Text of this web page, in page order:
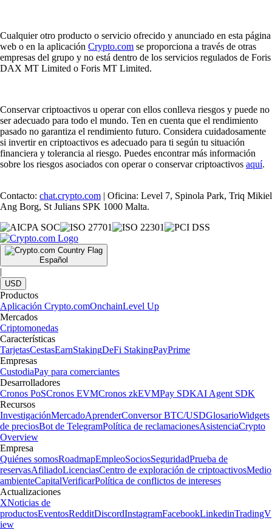
Cualquier otro producto o servicio ofrecido y anunciado en esta página
web o en la aplicación Crypto.com se proporciona a través de otras
empresas del grupo y no está dentro de los servicios regulados de Foris
DAX MT Limited o Foris MT Limited.
Conservar criptoactivos u operar con ellos conlleva riesgos y puede no
ser adecuado para todo el mundo. Ten en cuenta que el rendimiento
pasado no garantiza el rendimiento futuro. Considera cuidadosamente
si invertir en criptoactivos es adecuado para ti según tu situación
financiera y tolerancia al riesgo. Puedes encontrar más información
sobre los riesgos asociados con operar o conservar criptoactivos aquí.
Contacto: chat.crypto.com | Oficina: Level 7, Spinola Park, Triq Mikiel
Ang Borg, St Julians SPK 1000 Malta.
Español
|
USD
Productos
Aplicación Crypto.comOnchainLevel Up
Mercados
Criptomonedas
Características
TarjetasCestasEarnStakingDeFi StakingPayPrime
Empresas
CustodiaPay para comerciantes
Desarrolladores
Cronos PoSCronos EVMCronos zkEVMPay SDKAI Agent SDK
Recursos
InvestigaciónMercadoAprenderConversor BTC/USDGlosarioWidgets
de preciosBot de TelegramPolítica de reclamacionesAsistenciaCrypto
Overview
Empresa
Quiénes somosRoadmapEmpleoSociosSeguridadPrueba de
reservasAfiliadoLicenciasCentro de exploración de criptoactivosMedio
ambienteCapitalVerificarPolítica de conflictos de intereses
Actualizaciones
XNoticias de
productosEventosRedditDiscordInstagramFacebookLinkedinTradingV
iew